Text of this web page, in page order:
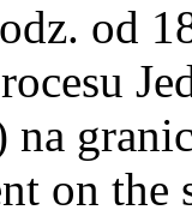
od
na
on